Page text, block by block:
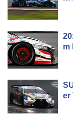
m
er